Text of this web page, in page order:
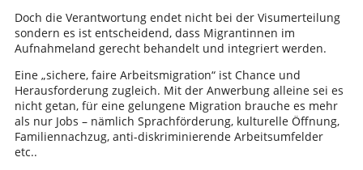
Doch die Verantwortung endet nicht bei der Visumerteilung
sondern es ist entscheidend, dass Migrantinnen im
Aufnahmeland gerecht behandelt und integriert werden.
Eine „sichere, faire Arbeitsmigration“ ist Chance und
Herausforderung zugleich. Mit der Anwerbung alleine sei es
nicht getan, für eine gelungene Migration brauche es mehr
als nur Jobs – nämlich Sprachförderung, kulturelle Öffnung,
Familiennachzug, anti-diskriminierende Arbeitsumfelder
etc..